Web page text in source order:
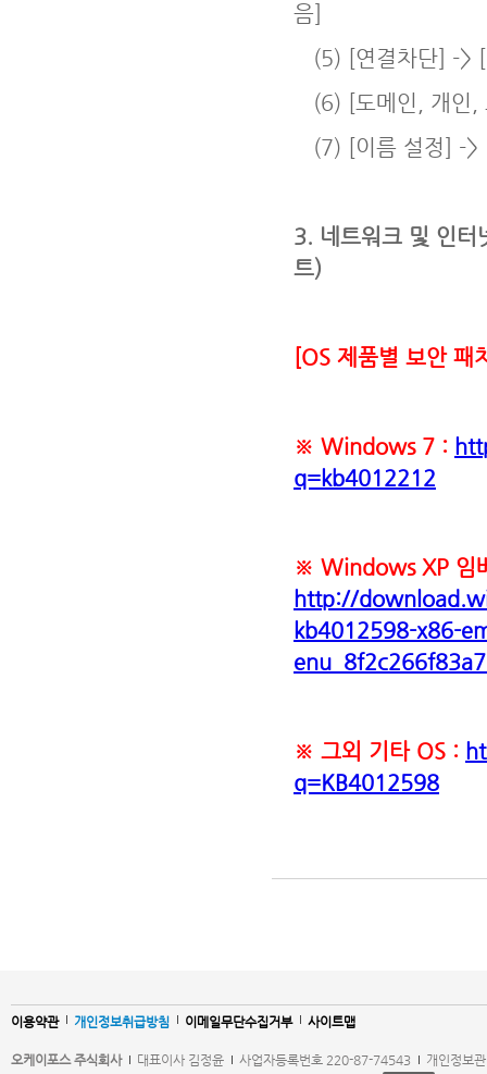
음]
(5) [연결차단] ->
(6) [도메인, 개인,
(7) [이름 설정] ->
3. 네트워크 및 인터
트)
[OS 제품별 보안 패
※ Windows 7 :
q=kb4012212
※ Windows XP 임
http://
kb4012598-x86-
※ 그외 기타 OS :
q=KB4012598
이용약관 개인정보취급방침 이메일무단수집거부 사이트맵
오케이포스 주식회사 대표이사 김정윤 사업자등록번호 220-87-74543 개인정보